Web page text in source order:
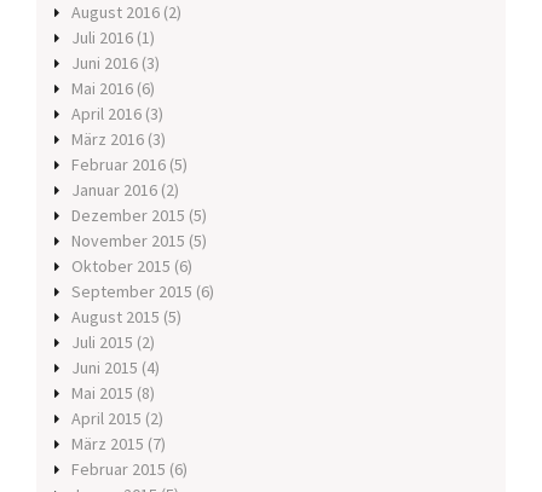
August 2016 (2)
Juli 2016 (1)
Juni 2016 (3)
Mai 2016 (6)
April 2016 (3)
März 2016 (3)
Februar 2016 (5)
Januar 2016 (2)
Dezember 2015 (5)
November 2015 (5)
Oktober 2015 (6)
September 2015 (6)
August 2015 (5)
Juli 2015 (2)
Juni 2015 (4)
Mai 2015 (8)
April 2015 (2)
März 2015 (7)
Februar 2015 (6)